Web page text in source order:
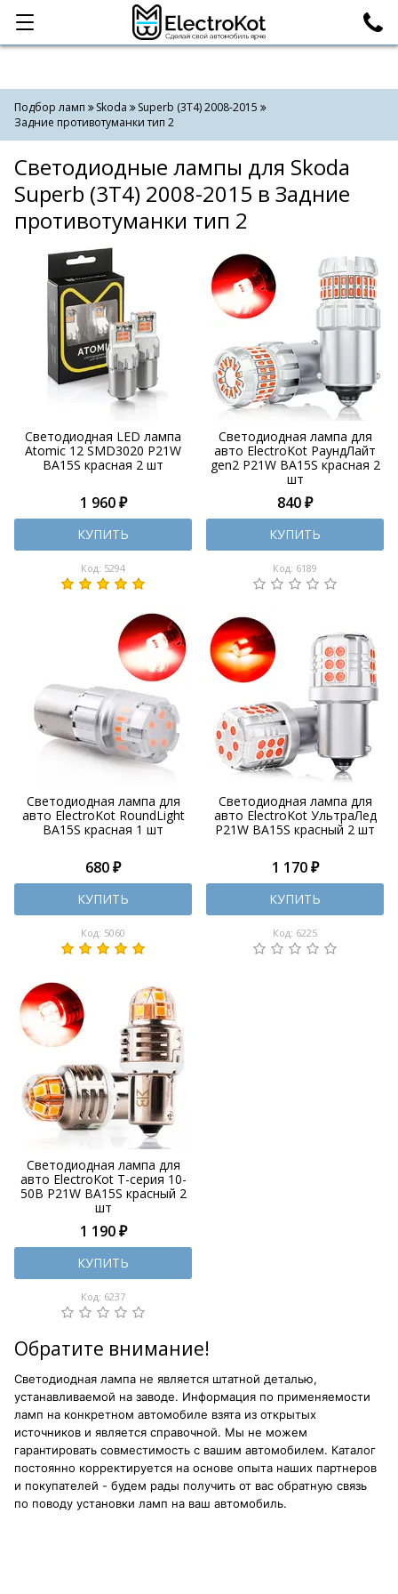
Категории Поиск
Подбор ламп Skoda
Superb (3T4) 2008-2015
Задние противотуманки тип 2
Светодиодные лампы для Skoda
Superb (3T4) 2008-2015 в Задние
противотуманки тип 2
Светодиодная LED лампа
Atomic 12 SMD3020 P21W
BA15S красная 2 шт
1 960 ₽
КУПИТЬ
Код: 5294
Светодиодная лампа для
авто ElectroKot РаундЛайт
gen2 P21W BA15S красная 2
шт
840 ₽
КУПИТЬ
Код: 6189
Светодиодная лампа для
авто ElectroKot RoundLight
BA15S красная 1 шт
680 ₽
КУПИТЬ
Код: 5060
Светодиодная лампа для
авто ElectroKot УльтраЛед
P21W BA15S красный 2 шт
1 170 ₽
КУПИТЬ
Код: 6225
Светодиодная лампа для
авто ElectroKot Т-серия 10-
50В P21W BA15S красный 2
шт
1 190 ₽
КУПИТЬ
Код: 6237
Обратите внимание!
Светодиодная лампа не является штатной деталью,
устанавливаемой на заводе. Информация по применяемости
ламп на конкретном автомобиле взята из открытых
источников и является справочной. Мы не можем
гарантировать совместимость с вашим автомобилем. Каталог
постоянно корректируется на основе опыта наших партнеров
и покупателей - будем рады получить от вас обратную связь
по поводу установки ламп на ваш автомобиль.